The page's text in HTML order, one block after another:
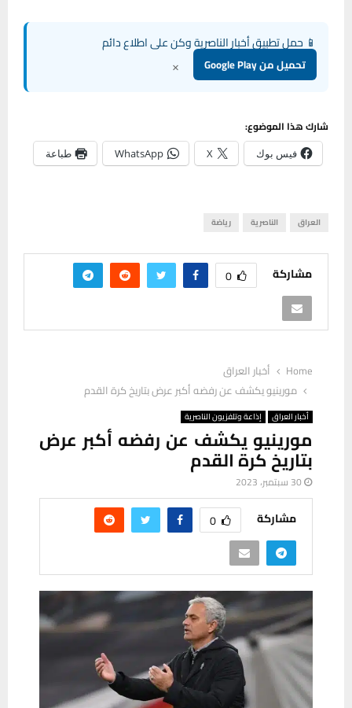
📱 حمل تطبيق أخبار الناصرية وكن على اطلاع دائم
تحميل من Google Play ×
شارك هذا الموضوع:
فيس بوك X
WhatsApp طباعة
العراق الناصرية رياضة
مشاركة 0
Home
أخبار العراق
مورينيو يكشف عن رفضه أكبر عرض بتاريخ كرة القدم
أخبار العراق إذاعة وتلفزيون الناصرية
مورينيو يكشف عن رفضه أكبر عرض
بتاريخ كرة القدم
30 سبتمبر، 2023
مشاركة 0